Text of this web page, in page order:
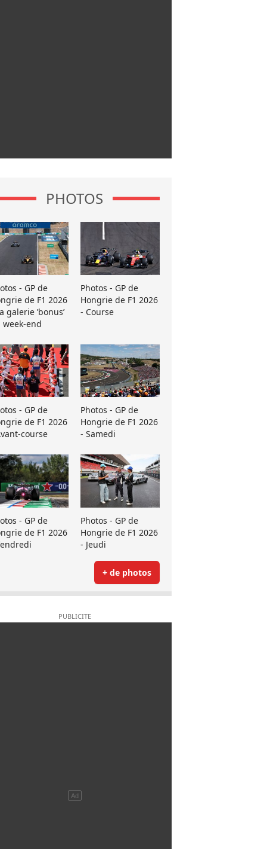
PHOTOS
- GP de
de F1 2026
galerie ’bonus’
week-end
Photos - GP de
Hongrie de F1 2026
- Course
- GP de
de F1 2026
course
Photos - GP de
Hongrie de F1 2026
- Samedi
- GP de
de F1 2026
Photos - GP de
Hongrie de F1 2026
- Jeudi
+ de photos